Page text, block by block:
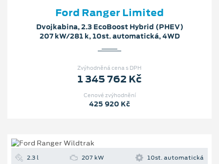
Ford Ranger Limited
Dvojkabina, 2.3 EcoBoost Hybrid (PHEV)
207 kW/281 k, 10st. automatická, 4WD
Zvýhodněná cena s DPH
1 345 762 Kč
Cenové zvýhodnění
425 920 Kč
2.3 l 207 kW 10st. automatická